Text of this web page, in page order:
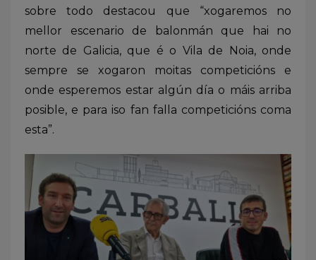
sobre todo destacou que “xogaremos no
mellor escenario de balonmán que hai no
norte de Galicia, que é o Vila de Noia, onde
sempre se xogaron moitas competicións e
onde esperemos estar algún día o máis arriba
posible, e para iso fan falla competicións coma
esta”.